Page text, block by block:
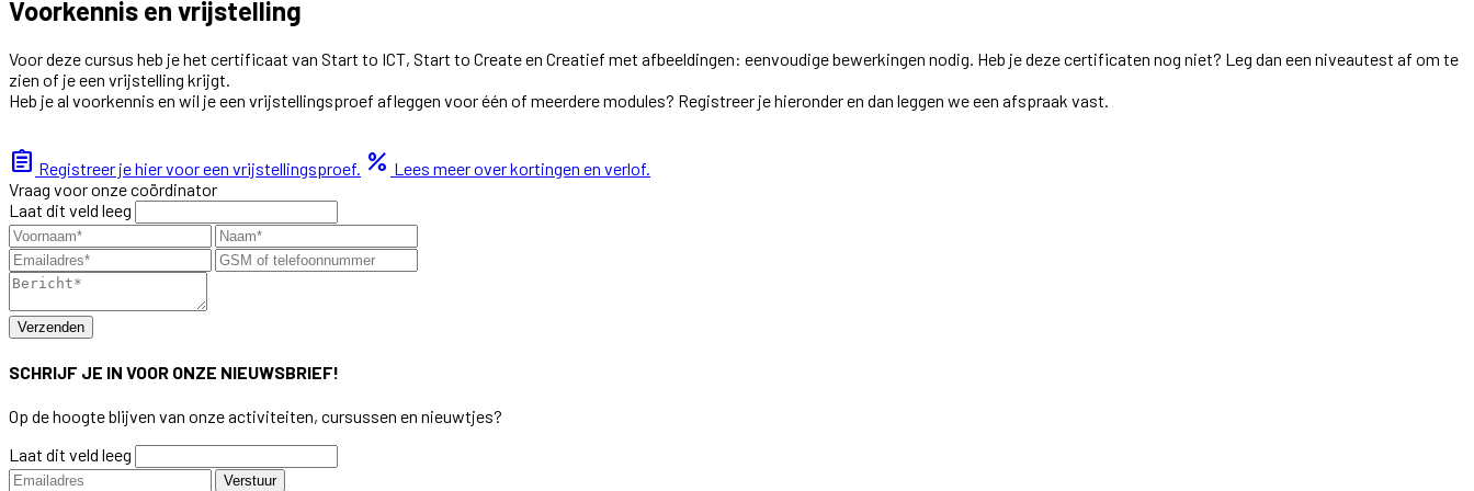
Voorkennis en vrijstelling
Voor deze cursus heb je het certificaat van Start to ICT, Start to Create en Creatief met afbeeldingen: eenvoudige bewerkingen nodig. Heb je deze certificaten nog niet? Leg dan een niveautest af om te
zien of je een vrijstelling krijgt.
Heb je al voorkennis en wil je een vrijstellingsproef afleggen voor één of meerdere modules? Registreer je hieronder en dan leggen we een afspraak vast.
assignment Registreer je hier voor een vrijstellingsproef. percent Lees meer over kortingen en verlof.
Vraag voor onze coördinator
Laat dit veld leeg
Verzenden
SCHRIJF JE IN VOOR ONZE NIEUWSBRIEF!
Op de hoogte blijven van onze activiteiten, cursussen en nieuwtjes?
Laat dit veld leeg
Verstuur